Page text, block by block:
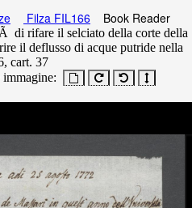
Filza FIL166 Book Reader
di rifare il selciato della corte della
il deflusso di acque putride nella
cart. 37